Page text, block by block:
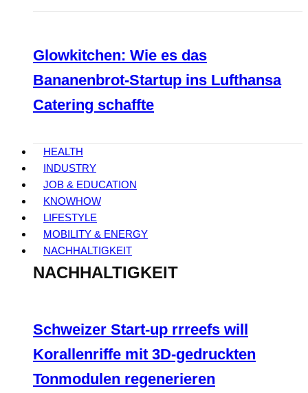
Glowkitchen: Wie es das
Bananenbrot-Startup ins Lufthansa
Catering schaffte
HEALTH
INDUSTRY
JOB & EDUCATION
KNOWHOW
LIFESTYLE
MOBILITY & ENERGY
NACHHALTIGKEIT
NACHHALTIGKEIT
Schweizer Start-up rrreefs will
Korallenriffe mit 3D-gedruckten
Tonmodulen regenerieren